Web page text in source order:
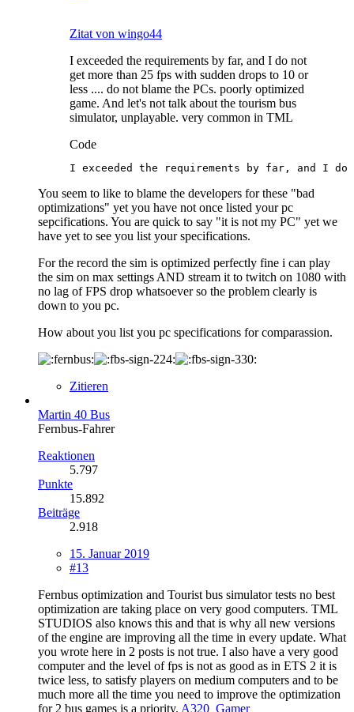
Zitat von wingo44
I exceeded the requirements by far, and I do not
get more than 25 fps with sudden drops to 10 or
less .... do not blame the PCs. poorly optimized
game. And let's not talk about the tourism bus
simulator, unplayable. very common in TML
Code
I exceeded the requirements by far, and I
You seem to like to blame the developers for these "bad
optimizations" yet you have not once listed your pc
sepcifications. You are quick to say "it is not my PC" yet we
have yet to see you list your specifications.
For the record the sim is optimized perfectly fine i can play
the sim on max settings AND stream it to twitch on 1080 with
no lag of FPS drop whatsoever so the problem clearly is
down to you pc.
How about you list you pc specifications for comparassion.
Zitieren
Martin 40 Bus
Fernbus-Fahrer
Reaktionen
5.797
Punkte
15.892
Beiträge
2.918
15. Januar 2019
#13
Fernbus optimization and Tourist bus simulator tests no best
optimization are taking place on very good computers. TML
STUDIOS also knows this and that is why all new versions
of the engine are improving all the time in every update. What
you wrote here in 2 posts is not true. I also have a very good
computer and the level of fps is not as good as in ETS 2 it is
twice less, to satisfy players on medium computers and to be
much more all the time you need to improve the optimization
for 2 bus games is a priority. A320_Gamer